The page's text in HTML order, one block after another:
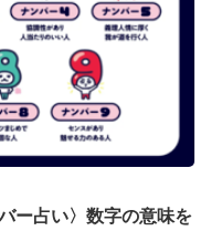
ー占い〉数字の意味を